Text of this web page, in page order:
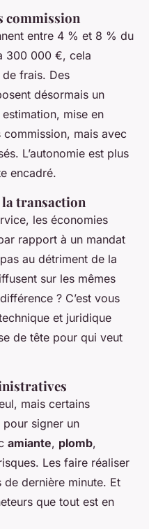
commission
entre 4 % et 8 % du
300 000 €, cela
de frais. Des
désormais un
mise en
mais avec
L’autonomie est plus
encadré.
transaction
les économies
rapport à un mandat
au détriment de la
sur les mêmes
? C’est vous
et juridique
de tête pour qui veut
mais certains
signer un
amiante, plomb,
Les faire réaliser
de dernière minute. Et
que tout est en